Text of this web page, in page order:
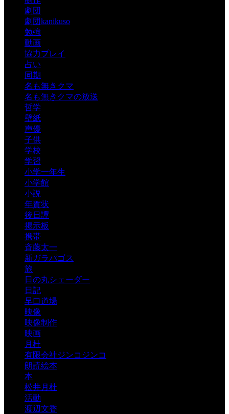
劇団
劇団kanikuso
勉強
動画
協力プレイ
占い
同期
名も無きクマ
名も無きクマの放送
哲学
壁紙
声優
子供
学校
学習
小学一年生
小学館
小説
年賀状
後日譚
掲示板
携帯
斉藤太一
新ガラパゴス
旅
日の丸シェーダー
日記
早口道場
映像
映像制作
映画
月杜
有限会社ジンコジンコ
朗読絵本
本
松井月杜
活動
渡辺文香